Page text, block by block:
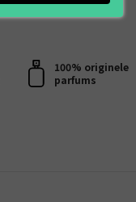
100% originele
parfums